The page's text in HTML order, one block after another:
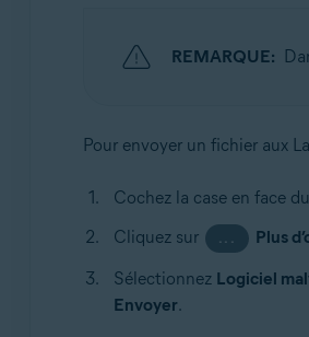
REMARQUE:
Pour envoyer un fichier aux
Cochez la case en face
Cliquez sur
... Plus
Sélectionnez Logiciel
Envoyer.